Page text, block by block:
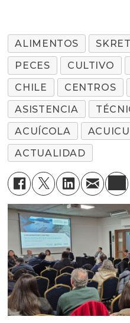
ALIMENTOS
PECES
CULTIVO
CHILE
CENTROS
ASISTENCIA
ACUÍCOLA
ACTUALIDAD